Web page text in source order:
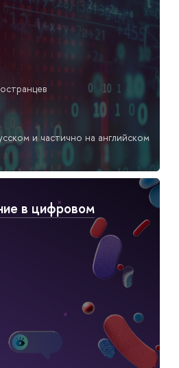
и частично на английском
в цифровом